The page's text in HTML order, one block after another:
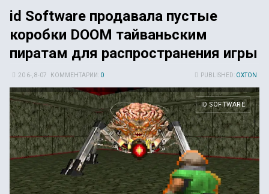
id Software продавала пустые
коробки DOOM тайваньским
пиратам для распространения игры
PUBLISHED: OXTON
20 6-, 8-07 КОММЕНТАРИИ: 0
ID SOFTWARE